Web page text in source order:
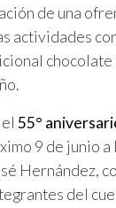
de una
actividades
chocolate
55°
9 de junio a
Hernández,
del